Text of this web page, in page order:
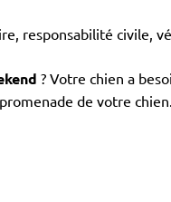
responsabilité civile,
? Votre chien a
de votre chien.